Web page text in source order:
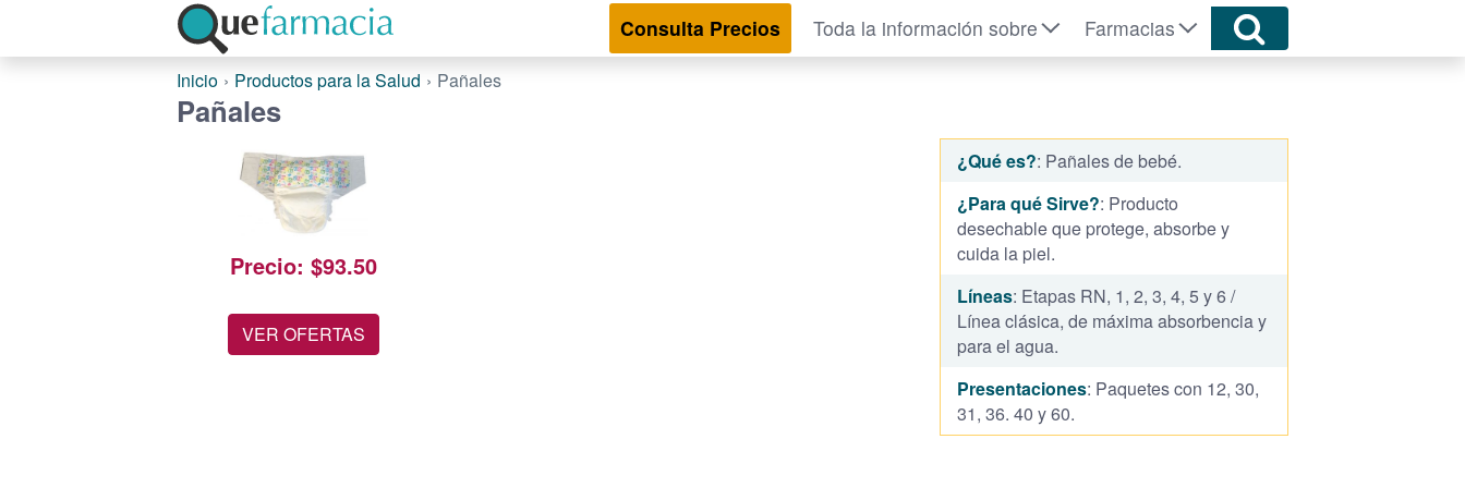
Consulta Precios Toda la información sobre Farmacias
Inicio Productos para la Salud Pañales
Pañales
Precio: $93.50
VER OFERTAS
¿Qué es?: Pañales de bebé.
¿Para qué Sirve?: Producto
desechable que protege, absorbe y
cuida la piel.
Líneas: Etapas RN, 1, 2, 3, 4, 5 y 6 /
Línea clásica, de máxima absorbencia y
para el agua.
Presentaciones: Paquetes con 12, 30,
31, 36. 40 y 60.